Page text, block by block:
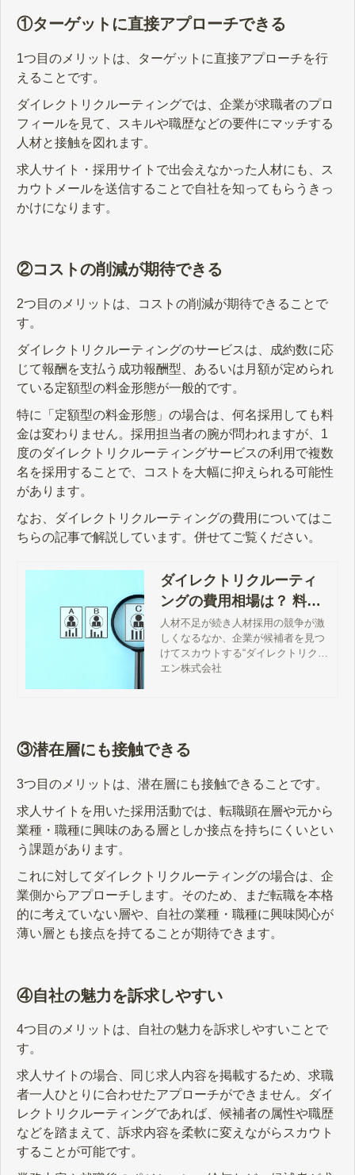
①ターゲットに直接アプローチできる
1つ目のメリットは、ターゲットに直接アプローチを行
えることです。
ダイレクトリクルーティングでは、企業が求職者のプロ
フィールを見て、スキルや職歴などの要件にマッチする
人材と接触を図れます。
求人サイト・採用サイトで出会えなかった人材にも、ス
カウトメールを送信することで自社を知ってもらうきっ
かけになります。
②コストの削減が期待できる
2つ目のメリットは、コストの削減が期待できることで
す。
ダイレクトリクルーティングのサービスは、成約数に応
じて報酬を支払う成功報酬型、あるいは月額が定められ
ている定額型の料金形態が一般的です。
特に「定額型の料金形態」の場合は、何名採用しても料
金は変わりません。採用担当者の腕が問われますが、1
度のダイレクトリクルーティングサービスの利用で複数
名を採用することで、コストを大幅に抑えられる可能性
があります。
なお、ダイレクトリクルーティングの費用についてはこ
ちらの記事で解説しています。併せてご覧ください。
ダイレクトリクルーティ
ングの費用相場は？ 料金
形態と費用負担を抑える
ポイント
人材不足が続き人材採用の競争が激
しくなるなか、企業が候補者を見つ
けてスカウトする“ダイレクトリクル
ーティング”という採用手法が広がり
エン株式会社
③潜在層にも接触できる
3つ目のメリットは、潜在層にも接触できることです。
求人サイトを用いた採用活動では、転職顕在層や元から
業種・職種に興味のある層としか接点を持ちにくいとい
う課題があります。
これに対してダイレクトリクルーティングの場合は、企
業側からアプローチします。そのため、まだ転職を本格
的に考えていない層や、自社の業種・職種に興味関心が
薄い層とも接点を持てることが期待できます。
④自社の魅力を訴求しやすい
4つ目のメリットは、自社の魅力を訴求しやすいことで
す。
求人サイトの場合、同じ求人内容を掲載するため、求職
者一人ひとりに合わせたアプローチができません。ダイ
レクトリクルーティングであれば、候補者の属性や職歴
などを踏まえて、訴求内容を柔軟に変えながらスカウト
することが可能です。